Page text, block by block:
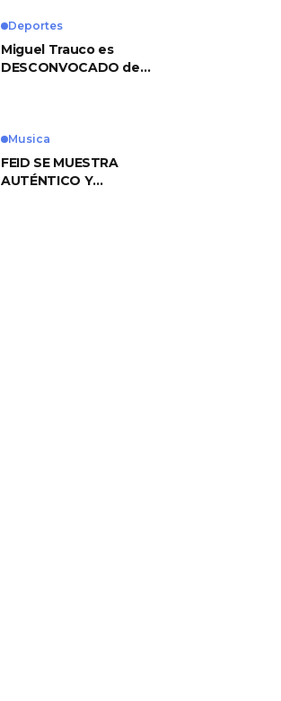
Deportes
Miguel Trauco es
DESCONVOCADO de
Musica
FEID SE MUESTRA
AUTÉNTICO Y